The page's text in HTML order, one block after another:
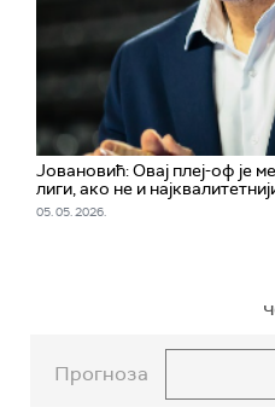
Јовановић: Овај плеј-оф је
лиги, ако не и
05. 05. 2026.
Прогноза